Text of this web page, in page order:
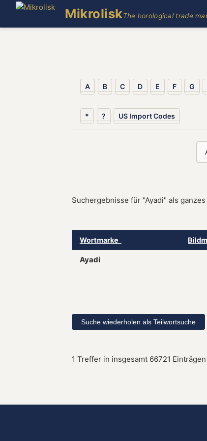
MikroliskThe horological trade
A B C D E F G
* ? US Import Codes
Suchergebnisse für "Ayadi" als ganzes
Wortmarke
Ayadi
1 Treffer in insgesamt 66721